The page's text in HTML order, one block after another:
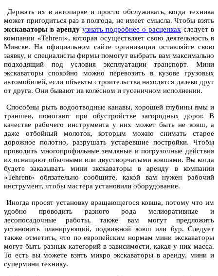
Держать их в автопарке и просто обслуживать, когда техника
может пригодиться раз в полгода, не имеет смысла. Чтобы взять
экскаваторы в аренду узнать подробнее о расценках следует в
компании «Tehrent», которая осуществляет свою деятельность в
Минске. На официальном сайте организации оставляйте свою
заявку, и специалисты фирмы помогут выбрать вам максимально
подходящий под условия эксплуатации транспорт. Мини
экскаваторы спокойно можно перевозить в кузове грузовых
автомобилей, если объекты строительства находятся далеко друг
от друга. Они бывают ив колёсном и гусеничном исполнении.
Способны рыть водоотводные канавы, хорошей глубины ямы и
траншеи, помогают при обустройстве загородных дорог. В
качестве рабочего инструмента у них может быть не ковш, а
даже отбойный молоток, которым можно снимать старое
дорожное полотно, разрушать устаревшие постройки. Чтобы
проводить многопрофильные земляные и погрузочные действия
их оснащают обычными или двустворчатыми ковшами. Вы когда
будете заказывать мини экскаваторы в аренду в компании
«Tehrent» обязательно сообщите, какой вам нужен рабочий
инструмент, чтобы мастера установили оборудование.
Иногда просят установку вращающегося ковша, потому что им
удобно проводить разного рода мелиоративные и
лесопосадочные работы, также вам могут предложить
установить планирующий, подвижной ковш или бур. Следует
также отметить, что по европейским нормам мини экскаваторы
могут быть разных категорий в зависимости, какая у них масса.
То есть вы можете взять микро экскаваторы в аренду, мини и
супермини технику.